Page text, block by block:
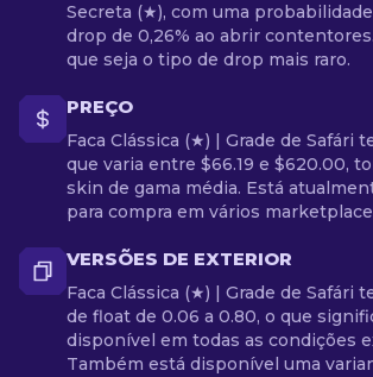
Secreta (★), com uma
drop de 0,26% ao abrir
que seja o tipo de drop mais raro.
PREÇO
Faca Clássica (★) | Grade de Safári
que varia entre $66.19 e $620.00,
skin de gama média. Está
para compra em vários
VERSÕES DE EXTERIOR
Faca Clássica (★) | Grade de Safári
de float de 0.06 a 0.80, o que
disponível em todas as condições
Também está disponível uma